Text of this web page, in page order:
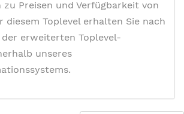
Preisen und Verfügbarkeit von
diesem Toplevel erhalten Sie nach
erweiterten Toplevel-
unseres